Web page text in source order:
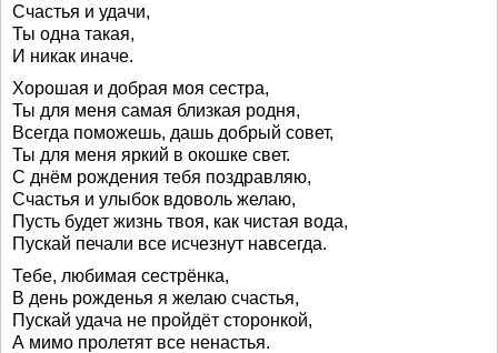
Счастья и удачи,
Ты одна такая,
И никак иначе.
Хорошая и добрая моя сестра,
Ты для меня самая близкая родня,
Всегда поможешь, дашь добрый совет,
Ты для меня яркий в окошке свет.
С днём рождения тебя поздравляю,
Счастья и улыбок вдоволь желаю,
Пусть будет жизнь твоя, как чистая вода,
Пускай печали все исчезнут навсегда.
Тебе, любимая сестрёнка,
В день рожденья я желаю счастья,
Пускай удача не пройдёт сторонкой,
А мимо пролетят все ненастья.